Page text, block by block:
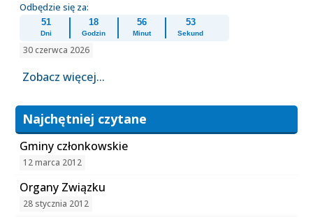
Odbędzie się za:
51
Dni
18
Godzin
56
Minut
53
Sekund
30 czerwca 2026
Zobacz więcej...
Najchętniej czytane
Gminy członkowskie
12 marca 2012
Organy Związku
28 stycznia 2012